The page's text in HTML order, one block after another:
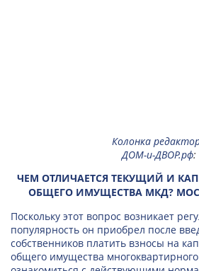
Колонка
ДОМ-и-ДВОР.рф:
ЧЕМ ОТЛИЧАЕТСЯ ТЕКУЩИЙ И
ОБЩЕГО ИМУЩЕСТВА МКД?
Поскольку этот вопрос возникает
популярность он приобрел после
собственников платить взносы на
общего имущества